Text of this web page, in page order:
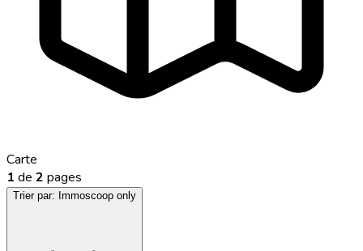
Carte
1 de 2 pages
Trier par: Immoscoop only